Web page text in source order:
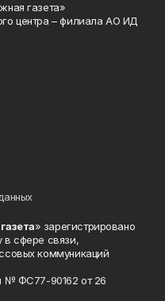
газета»
центра – филиала АО ИД
» зарегистрировано
в сфере связи,
коммуникаций
№ ФС77-90162 от 26